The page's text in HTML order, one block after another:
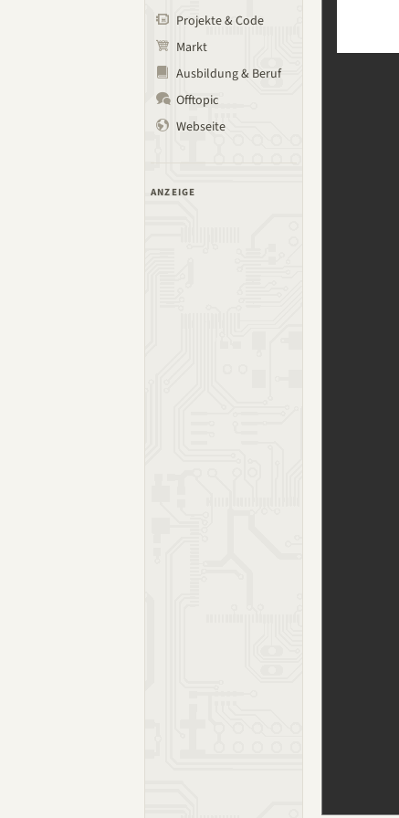
Projekte & Code
Markt
Ausbildung & Beruf
Offtopic
Webseite
ANZEIGE